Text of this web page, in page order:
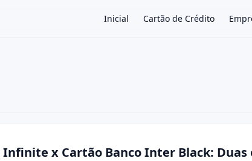
Inicial Cartão de Crédito
x Cartão Banco Inter Black: Duas